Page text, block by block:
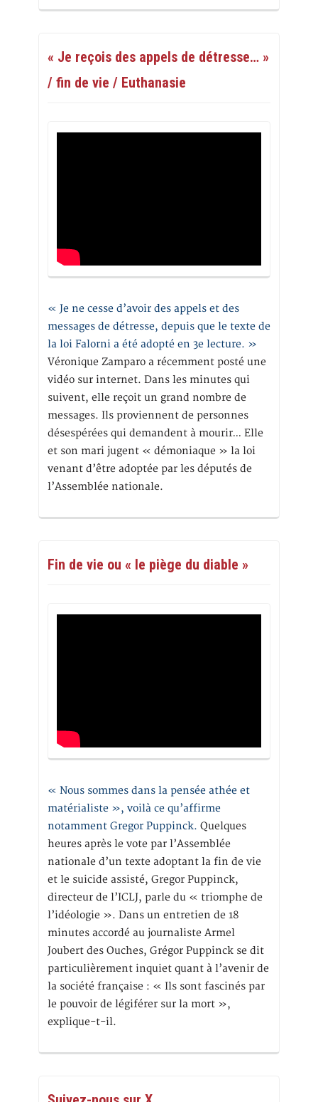
« Je reçois des appels de détresse… »
/ fin de vie / Euthanasie
« Je ne cesse d’avoir des appels et des
messages de détresse, depuis que le texte de
la loi Falorni a été adopté en 3e lecture. »
Véronique Zamparo a récemment posté une
vidéo sur internet. Dans les minutes qui
suivent, elle reçoit un grand nombre de
messages. Ils proviennent de personnes
désespérées qui demandent à mourir… Elle
et son mari jugent « démoniaque » la loi
venant d’être adoptée par les députés de
l’Assemblée nationale.
Fin de vie ou « le piège du diable »
« Nous sommes dans la pensée athée et
matérialiste », voilà ce qu’affirme
notamment Gregor Puppinck. Quelques
heures après le vote par l’Assemblée
nationale d’un texte adoptant la fin de vie
et le suicide assisté, Gregor Puppinck,
directeur de l’ICLJ, parle du « triomphe de
l’idéologie ». Dans un entretien de 18
minutes accordé au journaliste Armel
Joubert des Ouches, Grégor Puppinck se dit
particulièrement inquiet quant à l’avenir de
la société française : « Ils sont fascinés par
le pouvoir de légiférer sur la mort »,
explique-t-il.